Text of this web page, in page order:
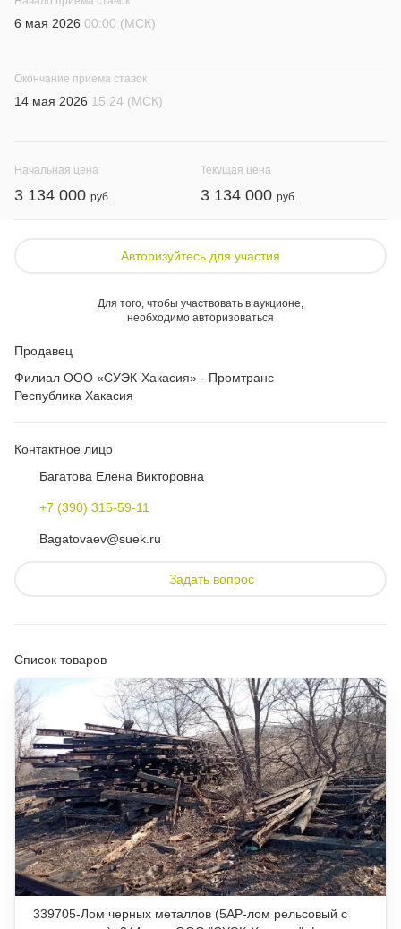
6 мая 2026 00:00 (МСК)
Окончание приема ставок
14 мая 2026 15:24 (МСК)
Начальная цена
3 134 000
Текущая цена
3 134 000
Авторизуйтесь для участия
Для того, чтобы участвовать в аукционе,
необходимо авторизоваться
Продавец
Филиал ООО «СУЭК-Хакасия» - Промтранс
Республика Хакасия
Контактное лицо
Багатова Елена Викторовна
+7 (390) 315-59-11
Bagatovaev@suek.ru
Задать вопрос
Список товаров
339705-Лом черных металлов (5АР-лом рельсовый c